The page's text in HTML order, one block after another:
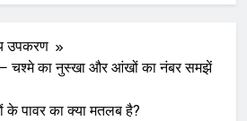
उपकरण
चश्मे का नुस्खा और आंखों का नंबर समझें
पावर का क्या मतलब है?